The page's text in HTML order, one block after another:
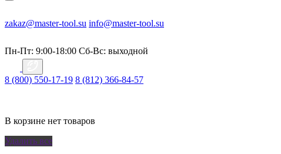
zakaz@master-tool.su info@master-tool.su
Пн-Пт: 9:00-18:00 Cб-Вс: выходной
8 (800) 550-17-19 8 (812) 366-84-57
В корзине нет товаров
Удалить все